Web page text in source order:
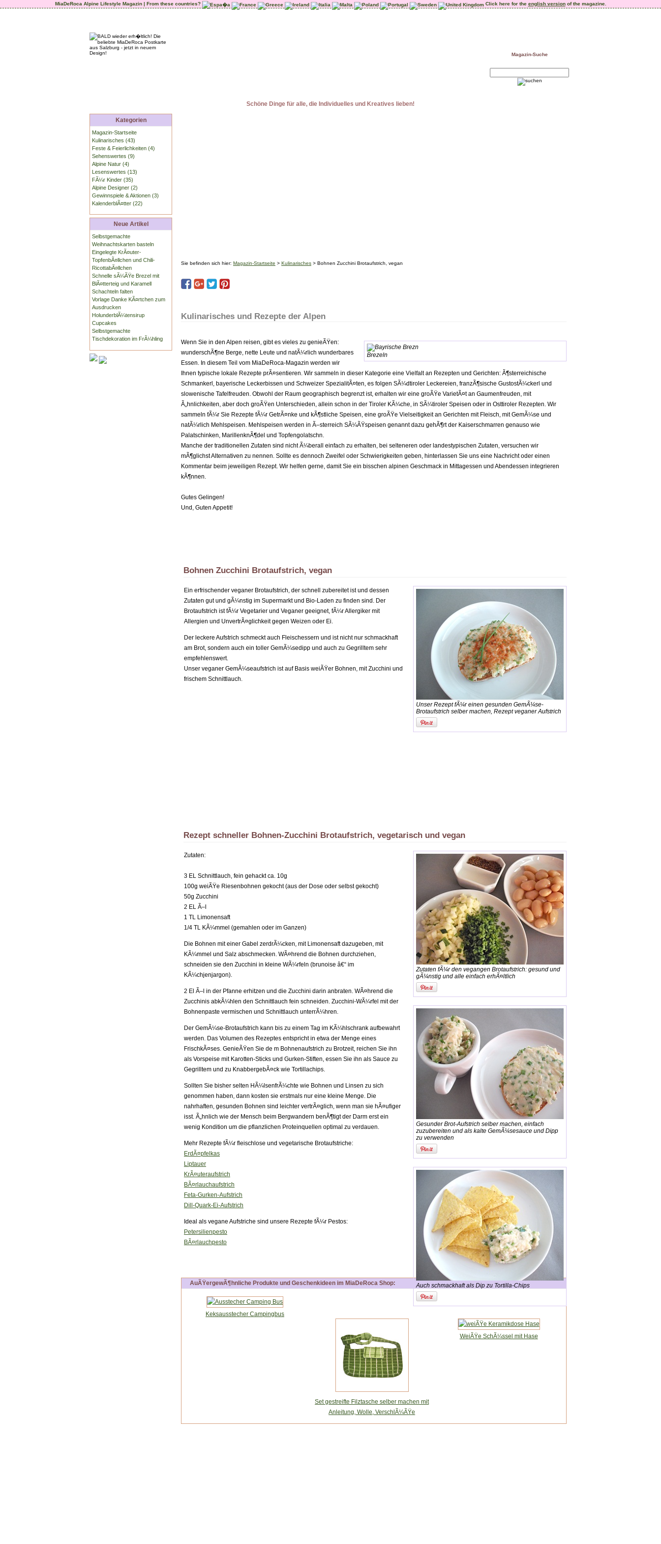
MiaDeRoca Alpine Lifestyle Magazin | From these countries? Click here for the english versionof the magazine.
Magazin-Suche
Schöne Dinge für alle, die Individuelles und Kreatives lieben!
Kategorien
Magazin-Startseite
Kulinarisches (43)
Feste & Feierlichkeiten (4)
Sehenswertes (9)
Alpine Natur (4)
Lesenswertes (13)
FÃ¼r Kinder (35)
Alpine Designer (2)
Gewinnspiele & Aktionen (3)
KalenderblÃ¤tter (22)
Neue Artikel
Selbstgemachte
Weihnachtskarten basteln
Eingelegte KrÃ¤uter-
TopfenbÃ¤llchen und Chili-
RicottabÃ¤llchen
Schnelle sÃ¼ÃŸe Brezel mit
BlÃ¤tterteig und Karamell
Schachteln falten
Vorlage Danke KÃ¤rtchen zum
Ausdrucken
HolunderblÃ¼tensirup
Cupcakes
Selbstgemachte
Tischdekoration im FrÃ¼hling
Sie befinden sich hier: Magazin-Startseite > Kulinarisches > Bohnen Zucchini Brotaufstrich, vegan
Kulinarisches und Rezepte der Alpen
Brezeln
Wenn Sie in den Alpen reisen, gibt es vieles zu genieÃŸen:
wunderschÃ¶ne Berge, nette Leute und natÃ¼rlich wunderbares
Essen. In diesem Teil vom MiaDeRoca-Magazin werden wir
Ihnen typische lokale Rezepte prÃ¤sentieren. Wir sammeln in dieser Kategorie eine Vielfalt an Rezepten und Gerichten: Ã¶sterreichische
Schmankerl, bayerische Leckerbissen und Schweizer SpezialitÃ¤ten, es folgen SÃ¼dtiroler Leckereien, franzÃ¶sische GustostÃ¼ckerl und
slowenische Tafelfreuden. Obwohl der Raum geographisch begrenzt ist, erhalten wir eine groÃŸe VarietÃ¤t an Gaumenfreuden, mit
Ã„hnlichkeiten, aber doch groÃŸen Unterschieden, allein schon in der Tiroler KÃ¼che, in SÃ¼tiroler Speisen oder in Osttiroler Rezepten. Wir
sammeln fÃ¼r Sie Rezepte fÃ¼r GetrÃ¤nke und kÃ¶stliche Speisen, eine groÃŸe Vielseitigkeit an Gerichten mit Fleisch, mit GemÃ¼se und
natÃ¼rlich Mehlspeisen. Mehlspeisen werden in Ã–sterreich SÃ¼ÃŸspeisen genannt dazu gehÃ¶rt der Kaiserschmarren genauso wie
Palatschinken, MarillenknÃ¶del und Topfengolatschn.
Manche der traditionellen Zutaten sind nicht Ã¼berall einfach zu erhalten, bei selteneren oder landestypischen Zutaten, versuchen wir
mÃ¶glichst Alternativen zu nennen. Sollte es dennoch Zweifel oder Schwierigkeiten geben, hinterlassen Sie uns eine Nachricht oder einen
Kommentar beim jeweiligen Rezept. Wir helfen gerne, damit Sie ein bisschen alpinen Geschmack in Mittagessen und Abendessen integrieren
kÃ¶nnen.
Gutes Gelingen!
Und, Guten Appetit!
Bohnen Zucchini Brotaufstrich, vegan
Unser Rezept fÃ¼r einen gesunden GemÃ¼se-
Brotaufstrich selber machen, Rezept veganer Aufstrich
Ein erfrischender veganer Brotaufstrich, der schnell zubereitet ist und dessen
Zutaten gut und gÃ¼nstig im Supermarkt und Bio-Laden zu finden sind. Der
Brotaufstrich ist fÃ¼r Vegetarier und Veganer geeignet, fÃ¼r Allergiker mit
Allergien und UnvertrÃ¤glichkeit gegen Weizen oder Ei.
Der leckere Aufstrich schmeckt auch Fleischessern und ist nicht nur schmackhaft
am Brot, sondern auch ein toller GemÃ¼sedipp und auch zu Gegrilltem sehr
empfehlenswert.
Unser veganer GemÃ¼seaufstrich ist auf Basis weiÃŸer Bohnen, mit Zucchini und
frischem Schnittlauch.
Rezept schneller Bohnen-Zucchini Brotaufstrich, vegetarisch und vegan
Zutaten fÃ¼r den vegangen Brotaufstrich: gesund und
gÃ¼nstig und alle einfach erhÃ¤ltlich
Zutaten:
3 EL Schnittlauch, fein gehackt ca. 10g
100g weiÃŸe Riesenbohnen gekocht (aus der Dose oder selbst gekocht)
50g Zucchini
2 EL Ã–l
1 TL Limonensaft
1/4 TL KÃ¼mmel (gemahlen oder im Ganzen)
Die Bohnen mit einer Gabel zerdrÃ¼cken, mit Limonensaft dazugeben, mit
KÃ¼mmel und Salz abschmecken. WÃ¤hrend die Bohnen durchziehen,
schneiden sie den Zucchini in kleine WÃ¼rfeln (brunoise â€“ im
KÃ¼chjenjargon).
Gesunder Brot-Aufstrich selber machen, einfach
zuzubereiten und als kalte GemÃ¼sesauce und Dipp
zu verwenden
2 El Ã–l in der Pfanne erhitzen und die Zucchini darin anbraten. WÃ¤hrend die
Zucchinis abkÃ¼hlen den Schnittlauch fein schneiden. Zucchini-WÃ¼rfel mit der
Bohnenpaste vermischen und Schnittlauch unterrÃ¼hren.
Der GemÃ¼se-Brotaufstrich kann bis zu einem Tag im KÃ¼hlschrank aufbewahrt
werden. Das Volumen des Rezeptes entspricht in etwa der Menge eines
FrischkÃ¤ses. GenieÃŸen Sie de m Bohnenaufstrich zu Brotzeit, reichen Sie ihn
als Vorspeise mit Karotten-Sticks und Gurken-Stiften, essen Sie ihn als Sauce zu
Gegrilltem und zu KnabbergebÃ¤ck wie Tortillachips.
Sollten Sie bisher selten HÃ¼lsenfrÃ¼chte wie Bohnen und Linsen zu sich
genommen haben, dann kosten sie erstmals nur eine kleine Menge. Die
nahrhaften, gesunden Bohnen sind leichter vertrÃ¤glich, wenn man sie hÃ¤ufiger
isst. Ã„hnlich wie der Mensch beim Bergwandern benÃ¶tigt der Darm erst ein
wenig Kondition um die pflanzlichen Proteinquellen optimal zu verdauen.
Auch schmackhaft als Dip zu Tortilla-Chips
Mehr Rezepte fÃ¼r fleischlose und vegetarische Brotaufstriche:
ErdÃ¤pfelkas
Liptauer
KrÃ¤uteraufstrich
BÃ¤rlauchaufstrich
Feta-Gurken-Aufstrich
Dill-Quark-Ei-Aufstrich
Ideal als vegane Aufstriche sind unsere Rezepte fÃ¼r Pestos:
Petersilienpesto
BÃ¤rlauchpesto
AuÃŸergewÃ¶hnliche Produkte und Geschenkideen im MiaDeRoca Shop:
Keksausstecher Campingbus
Set gestreifte Filztasche selber machen mit
Anleitung, Wolle, VerschlÃ¼ÃŸe
WeiÃŸe SchÃ¼ssel mit Hase